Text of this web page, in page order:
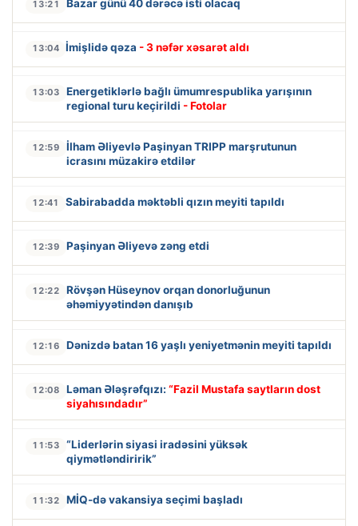
13:21 Bazar günü 40 dərəcə isti olacaq
13:04 İmişlidə qəza - 3 nəfər xəsarət aldı
13:03
Energetiklərlə bağlı ümumrespublika yarışının
regional turu keçirildi - Fotolar
12:59
İlham Əliyevlə Paşinyan TRIPP marşrutunun
icrasını müzakirə etdilər
12:41 Sabirabadda məktəbli qızın meyiti tapıldı
12:39 Paşinyan Əliyevə zəng etdi
12:22
Rövşən Hüseynov orqan donorluğunun
əhəmiyyətindən danışıb
12:16 Dənizdə batan 16 yaşlı yeniyetmənin meyiti tapıldı
12:08 Ləman Ələşrəfqızı: “Fazil Mustafa saytların dost
siyahısındadır”
11:53
“Liderlərin siyasi iradəsini yüksək
qiymətləndiririk”
11:32 MİQ-də vakansiya seçimi başladı